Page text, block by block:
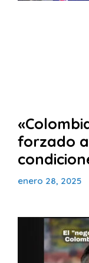
forzado
enero 28, 2025